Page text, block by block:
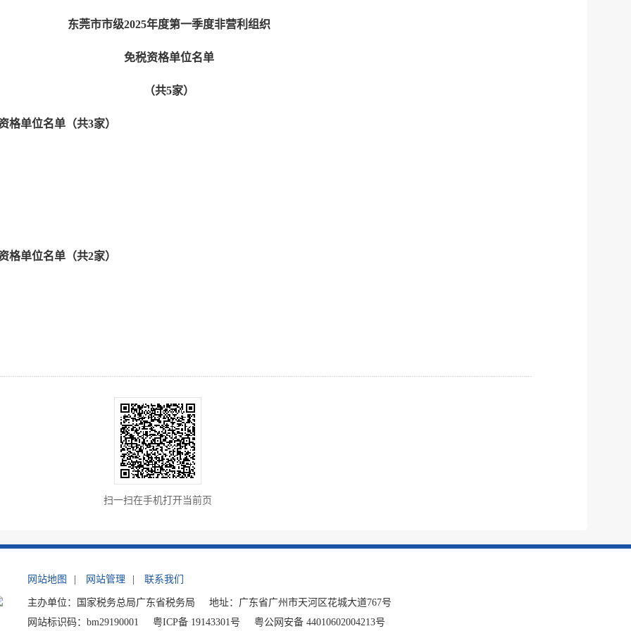
东莞市市级2025年度第一季度非营利组织
免税资格单位名单
（共5家）
格单位名单（共3家）
格单位名单（共2家）
扫一扫在手机打开当前页
网站地图 网站管理 联系我们
主办单位：国家税务总局广东省税务局
地址：广东省广州市天河区花城大道767号
网站标识码：bm29190001
粤ICP备 19143301号 粤公网安备 44010602004213号